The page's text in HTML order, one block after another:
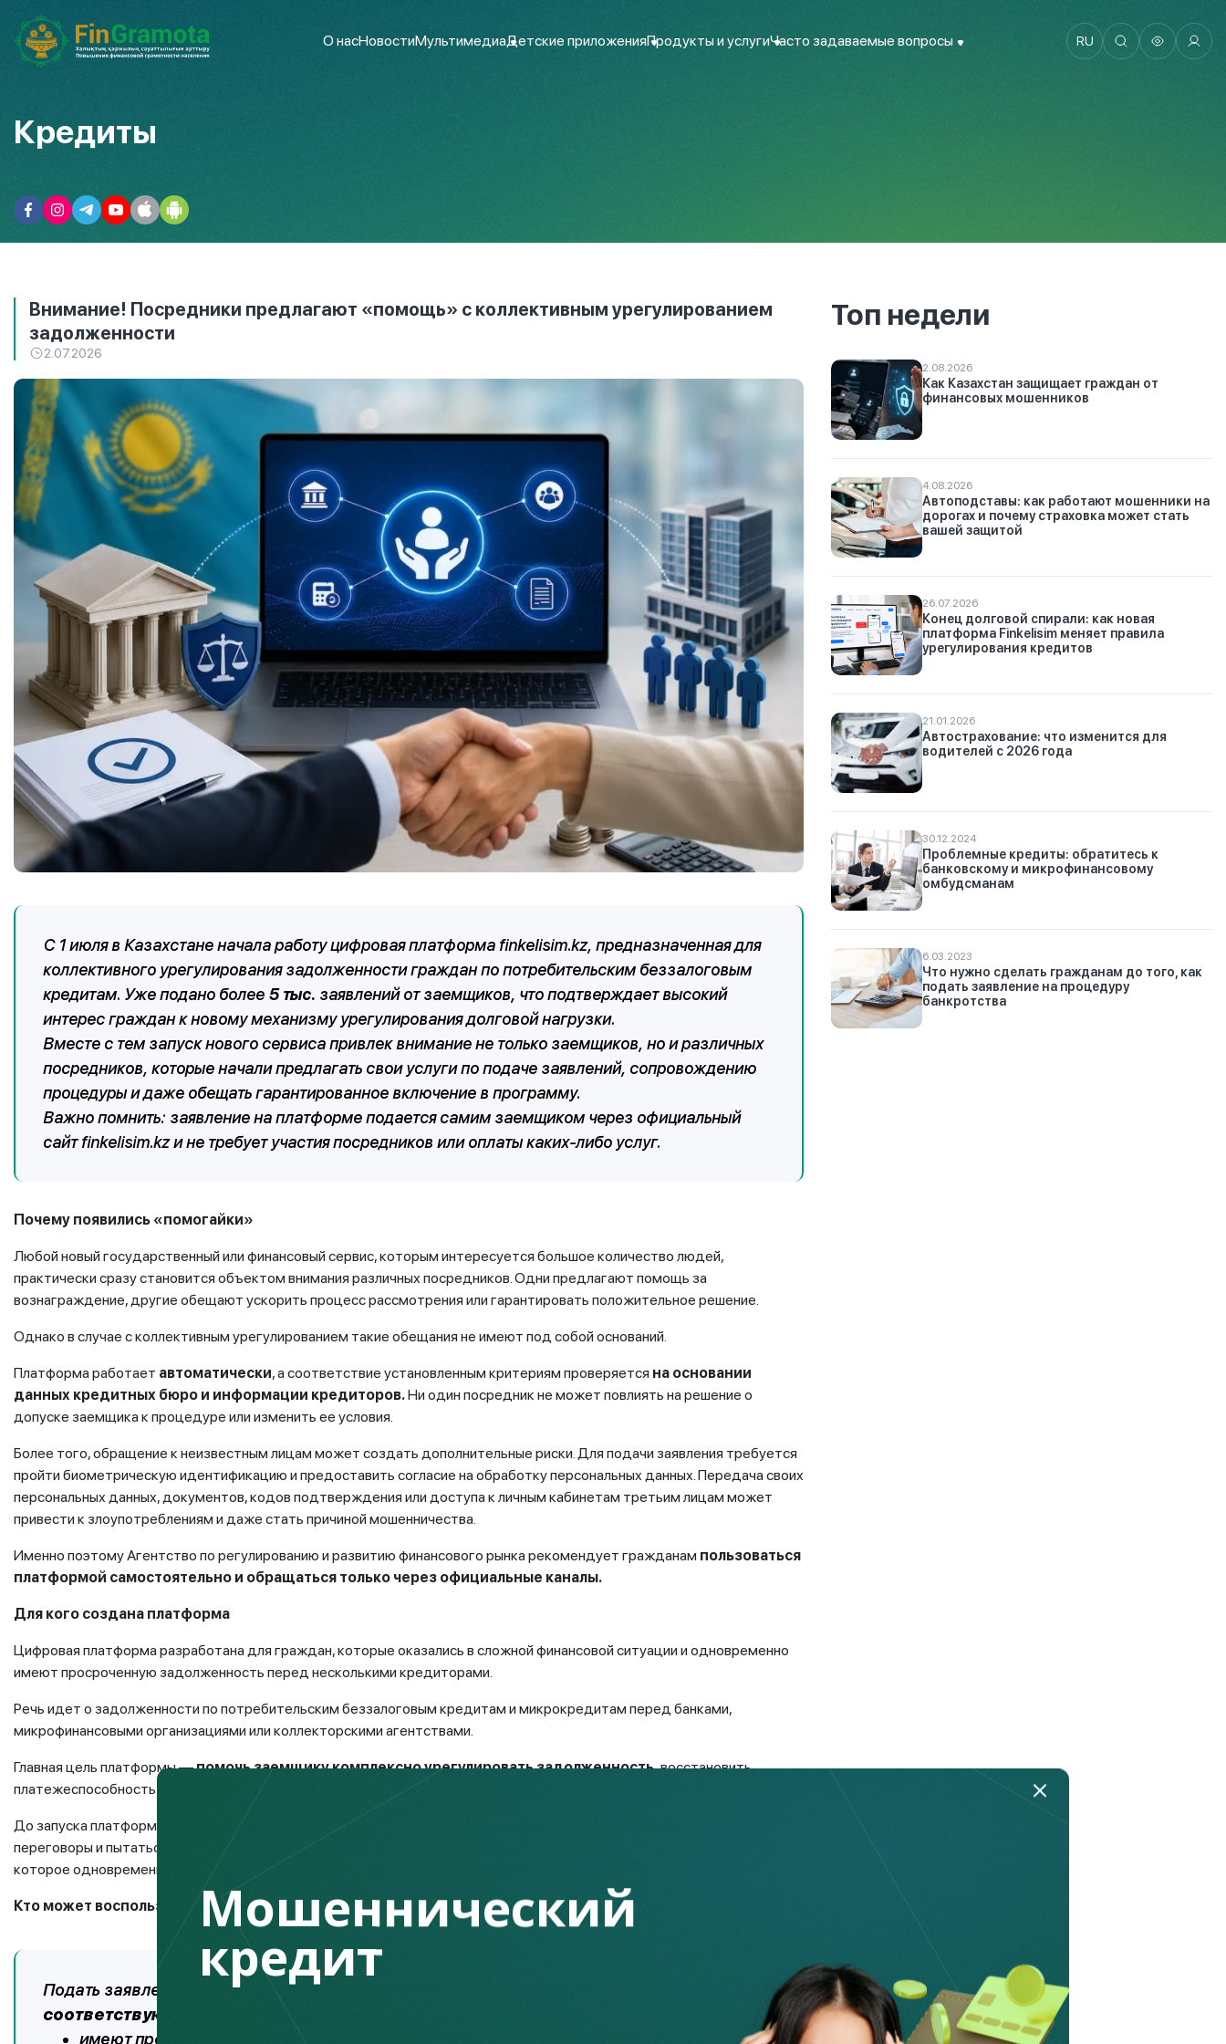
О насНовостиМультимедиаДетские приложенияПродукты и услугиЧасто задаваемые вопросы RU
Кредиты
Внимание! Посредники предлагают «помощь» с коллективным урегулированием
задолженности
2.07.2026
С 1 июля в Казахстане начала работу цифровая платформа finkelisim.kz, предназначенная для
коллективного урегулирования задолженности граждан по потребительским беззалоговым
кредитам. Уже подано более 5 тыс. заявлений от заемщиков, что подтверждает высокий
интерес граждан к новому механизму урегулирования долговой нагрузки.
Вместе с тем запуск нового сервиса привлек внимание не только заемщиков, но и различных
посредников, которые начали предлагать свои услуги по подаче заявлений, сопровождению
процедуры и даже обещать гарантированное включение в программу.
Важно помнить: заявление на платформе подается самим заемщиком через официальный
сайт finkelisim.kz и не требует участия посредников или оплаты каких-либо услуг.
Почему появились «помогайки»
Любой новый государственный или финансовый сервис, которым интересуется большое количество людей,
практически сразу становится объектом внимания различных посредников. Одни предлагают помощь за
вознаграждение, другие обещают ускорить процесс рассмотрения или гарантировать положительное решение.
Однако в случае с коллективным урегулированием такие обещания не имеют под собой оснований.
Платформа работает автоматически, а соответствие установленным критериям проверяется на основании
данных кредитных бюро и информации кредиторов.Ни один посредник не может повлиять на решение о
допуске заемщика к процедуре или изменить ее условия.
Более того, обращение к неизвестным лицам может создать дополнительные риски. Для подачи заявления требуется
пройти биометрическую идентификацию и предоставить согласие на обработку персональных данных. Передача своих
персональных данных, документов, кодов подтверждения или доступа к личным кабинетам третьим лицам может
привести к злоупотреблениям и даже стать причиной мошенничества.
Именно поэтому Агентство по регулированию и развитию финансового рынка рекомендует гражданам пользоваться
платформой самостоятельно и обращаться только через официальные каналы.
Для кого создана платформа
Цифровая платформа разработана для граждан, которые оказались в сложной финансовой ситуации и одновременно
имеют просроченную задолженность перед несколькими кредиторами.
Речь идет о задолженности по потребительским беззалоговым кредитам и микрокредитам перед банками,
микрофинансовыми организациями или коллекторскими агентствами.
Главная цель платформы —помочь заемщику комплексно урегулировать задолженность,восстановить
платежеспособность и не допустить дальнейшего ухудшения финансового положения.
До запуска платформы человеку приходилось самостоятельно обращаться
переговоры и пытаться договориться с каждым по отдельности. Теперь достаточно
которое одновременно рассмотрят все кредиторы, перед которыми у заемщика имеются обязательства.
Кто может воспользоваться процедурой
Подать заявление на платформе могут заемщики, которые
соответствуют следующим условиям:
имеют просроченную задолженность сроком
Топ недели
2.08.2026
Как Казахстан защищает граждан от
финансовых мошенников
4.08.2026
Автоподставы: как работают мошенники на
дорогах и почему страховка может стать
вашей защитой
26.07.2026
Конец долговой спирали: как новая
платформа Finkelisim меняет правила
урегулирования кредитов
21.01.2026
Автострахование: что изменится для
водителей с 2026 года
30.12.2024
Проблемные кредиты: обратитесь к
банковскому и микрофинансовому
омбудсманам
6.03.2023
Что нужно сделать гражданам до того, как
подать заявление на процедуру
банкротства
Мошеннический
кредит